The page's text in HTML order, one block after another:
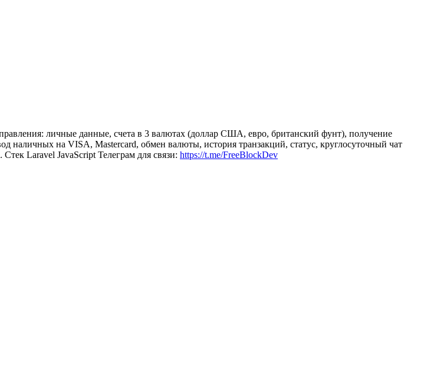
личные данные, счета в 3 валютах (доллар США, евро, британский фунт), получение
наличных на VISA, Mastercard, обмен валюты, история транзакций, статус, круглосуточный чат
Laravel JavaScript Телеграм для связи: https://t.me/FreeBlockDev